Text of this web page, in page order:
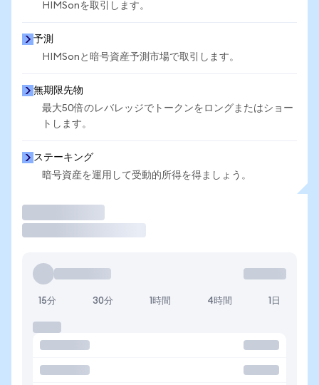
HIMSonを取引します。
予測
HIMSonと暗号資産予測市場で取引します。
無期限先物
最大50倍のレバレッジでトークンをロングまたはショー
トします。
ステーキング
暗号資産を運用して受動的所得を得ましょう。
15分 30分 1時間 4時間 1日